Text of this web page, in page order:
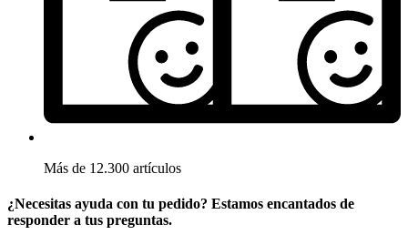
Más de 12.300 artículos
¿Necesitas ayuda con tu pedido? Estamos encantados de
responder a tus preguntas.